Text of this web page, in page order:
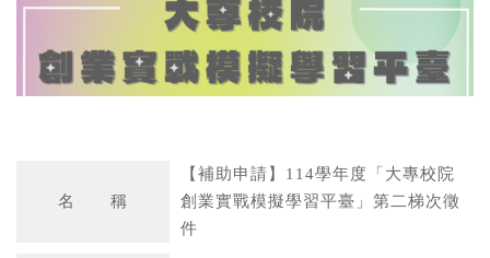
p
b
o
名 稱
【補助申請】114學年度「大專校院
創業實戰模擬學習平臺」第二梯次徵
件